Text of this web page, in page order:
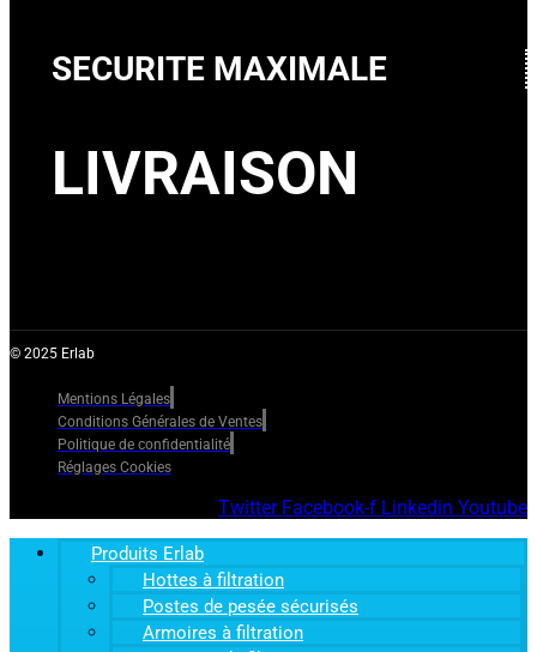
SECURITE MAXIMALE
LIVRAISON
© 2025 Erlab
Mentions Légales
Conditions Générales de Ventes
Politique de confidentialité
Réglages Cookies
Twitter Facebook-f Linkedin Youtube
Produits Erlab
Hottes à filtration
Postes de pesée sécurisés
Armoires à filtration